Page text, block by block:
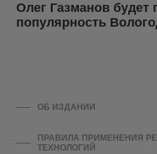
Олег Газманов
популярность
ОБ ИЗДАНИИ
ПРАВИЛА ПРИМЕНЕНИЯ
ТЕХНОЛОГИЙ